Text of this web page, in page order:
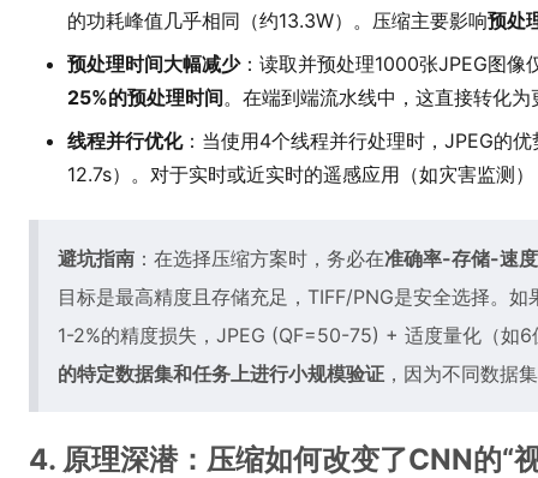
的功耗峰值几乎相同（约13.3W）。压缩主要影响预处
预处理时间大幅减少：读取并预处理1000张JPEG图像
25%的预处理时间。在端到端流水线中，这直接转化
线程并行优化：当使用4个线程并行处理时，JPEG的
12.7s）。对于实时或近实时的遥感应用（如灾害监测
避坑指南 ：在选择压缩方案时，务必在准确率-存储-速度
目标是最高精度且存储充足，TIFF/PNG是安全选择。
1-2%的精度损失，JPEG (QF=50-75) + 适度量化（如
的特定数据集和任务上进行小规模验证 ，因为不同数据
4. 原理深潜：压缩如何改变了CNN的“